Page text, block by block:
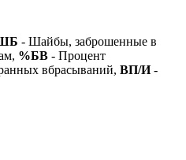
- Шайбы, заброшенные в
%БВ - Процент
вбрасываний, ВП/И-